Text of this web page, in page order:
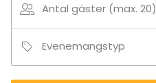
Antal gäster (max. 20)
Evenemangstyp